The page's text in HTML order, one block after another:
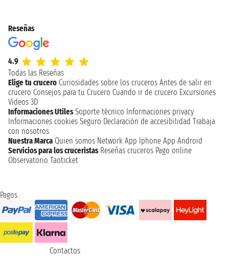
Reseñas
4.9
Todas las Reseñas
Elige tu crucero Curiosidades sobre los cruceros Antes de salir en
crucero Consejos para tu Crucero Cuando ir de crucero Excursiones
Videos 3D
Informaciones Utiles Soporte técnico Informaciones privacy
Informaciones cookies Seguro Declaración de accesibilidad Trabaja
con nosotros
Nuestra Marca Quien somos Network App Iphone App Android
Servicios para los cruceristas Reseñas cruceros Pago online
Observatorio Taoticket
Pagos
Contactos